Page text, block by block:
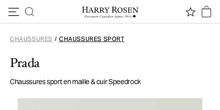
CHAUSSURES / CHAUSSURES SPORT
Prada
Chaussures sport en maille & cuir Speedrock